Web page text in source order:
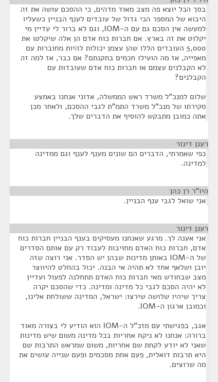
בסך הכל יוצא פה מצב מאוד מדהים, כי ההסכם עושה את זה
היבוא של המספר הכי גדול של עובדים לענף הבניין כשעליו
למעשה אין הסכם גם עם ה-IOM, וגם לא ברור לי עדיין מי
יקלוט את זה בארץ. אם חברות כוח אדם הן אלה שיקלטו את
5,000 העובדים הללו שהן עצמן יכולות להיות מחוברות עם
מאפייה, אז מה הועילו חכמים בתקנתם? אם כבר, אז למה זה
לא הקבלנים עצמם או חברות כוח אדם שעובדות עם
הקבלנים?
שלום למנכ"ל משרד ראש הממשלה, אדוני אנחנו באמצע
סקירתו של מנכ"ל משרד התמ"ת לגבי ההסכם, ולאחר מכן
אתה כמובן מתבקש להוסיף את הדברים שלך.
רענן דינור
כפי שאמרתי, הדברים הם שונים מענף לענף וגם ממדינה
למדינה.
היו"ר רן כהן
אני שואל לגבי ענף הבניין.
רענן דינור
אני אענה לך. מרגע שאנחנו מעסיקים בענף הבניין חברות כוח
אדם, חברות כוח האדם מחויבות לעבוד רק עם אותם הסדרים
של ה-IOM באותן מדינות שבהן יש הסדר. אני רוצה שזה
יובן ושלאף אחד לא תהיה אי הבנה. יכול בהחלט להיווצר
מצב שבחודש מאי חברות כוח האדם תתחלנה לפעול ועדיין
לא יהיה הסכם לגבי כל מדינה ומדינה. כדי שהסכם יקרה
צריך שיהיו שלושה שירצו: ישראל, המדינה ששולחת אלינו,
וכמובן ארגון ה-IOM.
אגב, בפגישתי עם מזכ"ל ה-IOM הוא הודיע לי בצורה מאוד
ברורה: אנחנו לא ניקח אחריות בכל מדינה משום שיש מדינות
שאני לא יודע לקחת שם אחריות, משום שמראש התרבות שם
היא תרבות דואלית, פעם אחת מסכמים ופעם שנייה עושים את
מה שרוצים.